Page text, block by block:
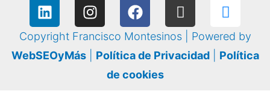
Copyright Francisco Montesinos | Powered by
WebSEOyMás| Política de Privacidad| Política
de cookies